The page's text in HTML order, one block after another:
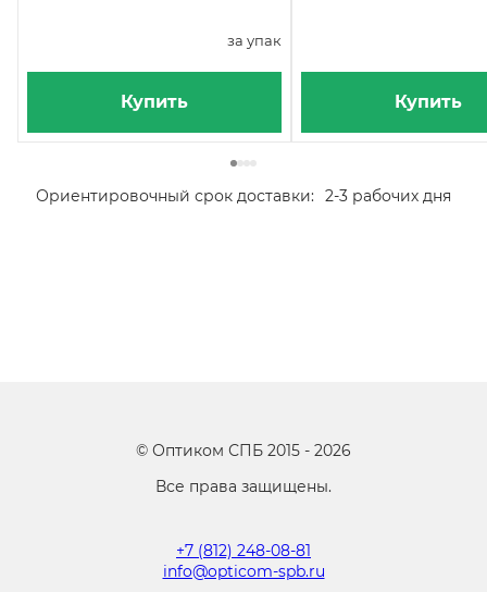
за упак
Купить Купить
Ориентировочный срок доставки: 2-3 рабочих дня
© Оптиком СПБ 2015 - 2026
Все права защищены.
+7 (812) 248-08-81
info@opticom-spb.ru